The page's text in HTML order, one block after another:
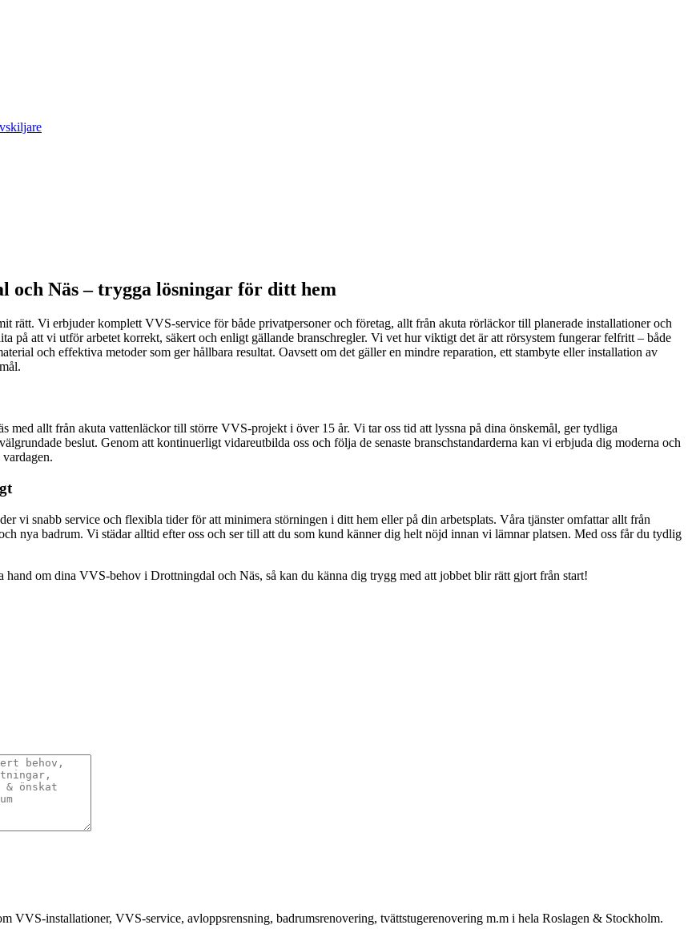
Näs – trygga lösningar för ditt hem
rätt. Vi erbjuder komplett VVS-service för både privatpersoner och företag, allt från akuta rörläckor till planerade installationer och
på att vi utför arbetet korrekt, säkert och enligt gällande branschregler. Vi vet hur viktigt det är att rörsystem fungerar felfritt – både
och effektiva metoder som ger hållbara resultat. Oavsett om det gäller en mindre reparation, ett stambyte eller installation av
allt från akuta vattenläckor till större VVS-projekt i över 15 år. Vi tar oss tid att lyssna på dina önskemål, ger tydliga
beslut. Genom att kontinuerligt vidareutbilda oss och följa de senaste branschstandarderna kan vi erbjuda dig moderna och
vi snabb service och flexibla tider för att minimera störningen i ditt hem eller på din arbetsplats. Våra tjänster omfattar allt från
nya badrum. Vi städar alltid efter oss och ser till att du som kund känner dig helt nöjd innan vi lämnar platsen. Med oss får du tydlig
om dina VVS-behov i Drottningdal och Näs, så kan du känna dig trygg med att jobbet blir rätt gjort från start!
VVS-installationer, VVS-service, avloppsrensning, badrumsrenovering, tvättstugerenovering m.m i hela Roslagen & Stockholm.